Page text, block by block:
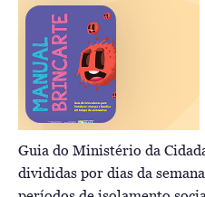
Guia do Ministério da
divididas por dias da